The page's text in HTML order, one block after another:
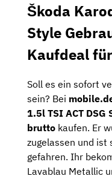
Škoda
Style
Kaufdeal
Soll es ein sofort
sein? Bei
1.5l TSI ACT DSG
brutto kaufen. Er
zugelassen und ist
gefahren. Ihr
Lavablau Metallic